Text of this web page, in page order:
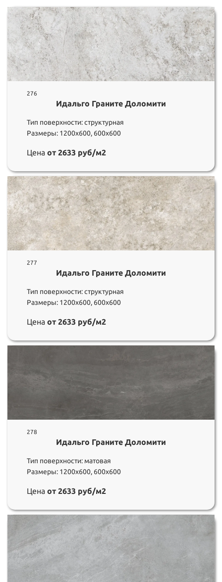
276
Идальго Граните Доломити
Тип поверхности: структурная
Размеры: 1200х600, 600х600
Цена от 2633 руб/м2
277
Идальго Граните Доломити
Тип поверхности: структурная
Размеры: 1200х600, 600х600
Цена от 2633 руб/м2
278
Идальго Граните Доломити
Тип поверхности: матовая
Размеры: 1200х600, 600х600
Цена от 2633 руб/м2